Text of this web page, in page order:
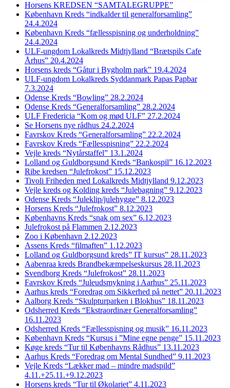
Horsens KREDSEN “SAMTALEGRUPPE”
København Kreds “indkalder til generalforsamling”
24.4.2024
København Kreds “fællesspisning og underholdning”
24.4.2024
ULF-ungdom Lokalkreds Midtjylland “Brætspils Cafe
Århus” 20.4.2024
Horsens kreds “Gåtur i Bygholm park” 19.4.2024
ULF-ungdom Lokalkreds Syddanmark Papas Papbar
7.3.2024
Odense Kreds “Bowling” 28.2.2024
Odense Kreds “Generalforsamling” 28.2.2024
ULF Fredericia “Kom og mød ULF” 27.2.2024
Se Horsens nye rådhus 24.2.2024
Favrskov Kreds “Generalforsamling” 22.2.2024
Favrskov Kreds “Fællesspisning” 22.2.2024
Vejle kreds “Nytårstaffel” 13.1.2024
Lolland og Guldborgsund Kreds “Bankospil” 16.12.2023
Ribe kredsen “Julefrokost” 15.12.2023
Tivoli Friheden med Lokalkreds Midtjylland 9.12.2023
Vejle kreds og Kolding kreds “Julebagning” 9.12.2023
Odense Kreds “Juleklip/julehygge” 8.12.2023
Horsens Kreds “Julefrokost” 8.12.2023
Københavns Kreds “snak om sex” 6.12.2023
Julefrokost på Flammen 2.12.2023
Zoo i København 2.12.2023
Assens Kreds “filmaften” 1.12.2023
Lolland og Guldborgsund kreds” IT kursus” 28.11.2023
Aabenraa kreds Brandbekæmpelseskursus 28.11.2023
Svendborg Kreds “Julefrokost” 28.11.2023
Favrskov Kreds “Juleudsmykning i Aarhus” 25.11.2023
Aarhus kreds “Foredrag om Sikkerhed på nettet” 20.11.2023
Aalborg Kreds “Skulpturparken i Blokhus” 18.11.2023
Odsherred Kreds “Ekstraordinær Generalforsamling”
16.11.2023
Odsherred Kreds “Fællesspisning og musik” 16.11.2023
København Kreds “Kursus i ”Mine egne penge” 15.11.2023
Køge kreds “Tur til Københavns Rådhus” 13.11.2023
Aarhus Kreds “Foredrag om Mental Sundhed” 9.11.2023
Vejle Kreds “Lækker mad – mindre madspild”
4.11.+25.11.+9.12.2023
Horsens kreds “Tur til Økolariet” 4.11.2023